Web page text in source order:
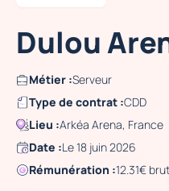
Dulou
Métier :Serveur
Type de contrat :CDD
Lieu :Arkéa Arena, France
Date :Le 18 juin 2026
Rémunération :12.31€